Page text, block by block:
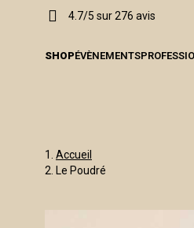
4.7/5 sur 276 avis
SHOPÉVÈNEMENTS
Accueil
Le Poudré